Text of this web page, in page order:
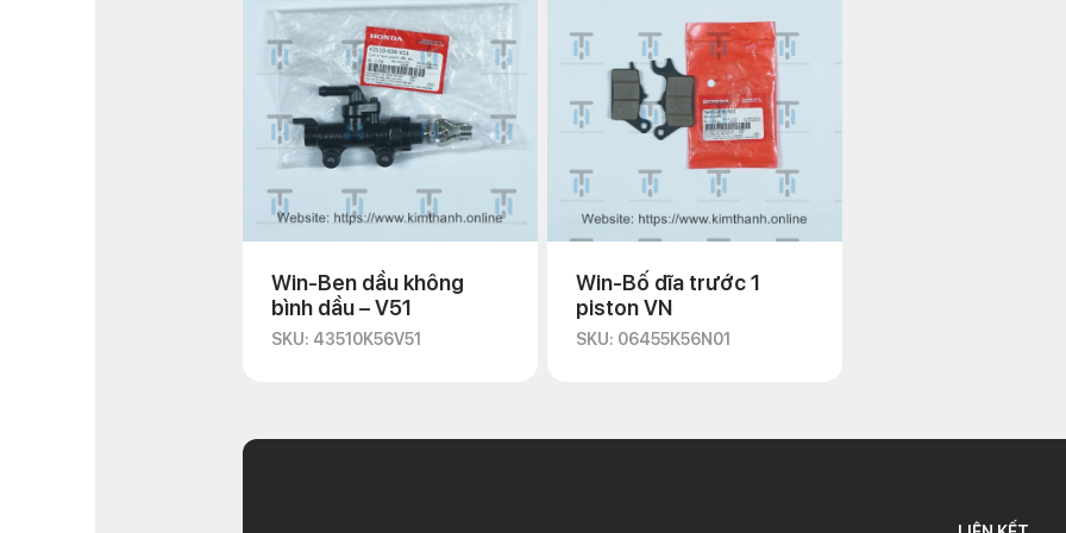
Win-Ben dầu không
bình dầu – V51
SKU: 43510K56V51
Win-Bố dĩa trước 1
piston VN
SKU: 06455K56N01